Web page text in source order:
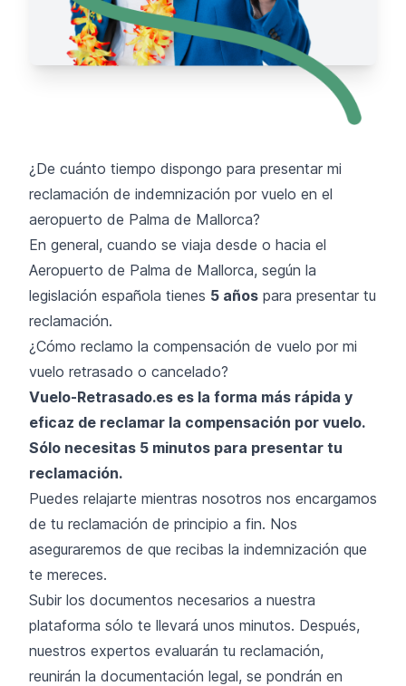
¿De cuánto tiempo dispongo para presentar mi
reclamación de indemnización por vuelo en el
aeropuerto de Palma de Mallorca?
En general, cuando se viaja desde o hacia el
Aeropuerto de Palma de Mallorca, según la
legislación española tienes 5 años para presentar tu
reclamación.
¿Cómo reclamo la compensación de vuelo por mi
vuelo retrasado o cancelado?
Vuelo-Retrasado.es es la forma más rápida y
eficaz de reclamar la compensación por vuelo.
Sólo necesitas 5 minutos para presentar tu
reclamación.
Puedes relajarte mientras nosotros nos encargamos
de tu reclamación de principio a fin. Nos
aseguraremos de que recibas la indemnización que
te mereces.
Subir los documentos necesarios a nuestra
plataforma sólo te llevará unos minutos. Después,
nuestros expertos evaluarán tu reclamación,
reunirán la documentación legal, se pondrán en